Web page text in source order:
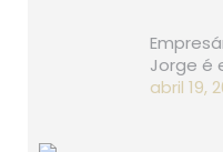
Jorge é
abril 19,